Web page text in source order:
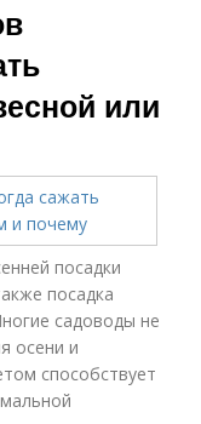
или
посадки
посадка
садоводы не
осени и
способствует